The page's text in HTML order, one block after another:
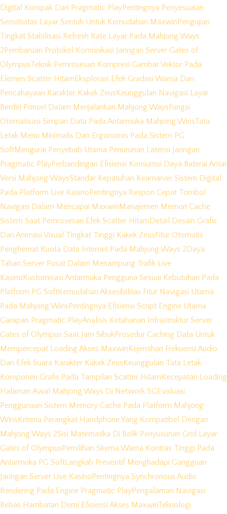
Digital Kompak Dari Pragmatic PlayPentingnya Penyesuaian
Sensitivitas Layar Sentuh Untuk Kemudahan Maxwin Pengujian
Tingkat Stabilisasi Refresh Rate Layar Pada Mahjong Ways
2 Pembaruan Protokol Komunikasi Jaringan Server Gates of
OlympusTeknik Pemrosesan Kompresi Gambar Vektor Pada
Elemen Scatter Hitam Eksplorasi Efek Gradasi Warna Dan
Pencahayaan Karakter Kakek Zeus Keunggulan Navigasi Layar
Berdiri Ponsel Dalam Menjalankan Mahjong Ways Fungsi
Otomatisasi Simpan Data Pada Antarmuka Mahjong WinsTata
Letak Menu Minimalis Dan Ergonomis Pada Sistem PG
SoftMengurai Penyebab Utama Penurunan Latensi Jaringan
Pragmatic PlayPerbandingan Efisiensi Konsumsi Daya Baterai Antar
Versi Mahjong WaysStandar Kepatuhan Keamanan Sistem Digital
Pada Platform Live Kasino Pentingnya Respon Cepat Tombol
Navigasi Dalam Mencapai Maxwin Manajemen Memori Cache
Sistem Saat Pemrosesan Efek Scatter Hitam Detail Desain Grafis
Dan Animasi Visual Tingkat Tinggi Kakek Zeus Fitur Otomatis
Penghemat Kuota Data Internet Pada Mahjong Ways 2 Daya
Tahan Server Pusat Dalam Menampung Trafik Live
Kasino Kustomisasi Antarmuka Pengguna Sesuai Kebutuhan Pada
Platform PG SoftKemudahan Aksesibilitas Fitur Navigasi Utama
Pada Mahjong Wins Pentingnya Efisiensi Script Engine Utama
Garapan Pragmatic PlayAnalisis Ketahanan Infrastruktur Server
Gates of Olympus Saat Jam SibukProsedur Caching Data Untuk
Mempercepat Loading Akses Maxwin Kejernihan Frekuensi Audio
Dan Efek Suara Karakter Kakek Zeus Keunggulan Tata Letak
Komponen Grafis Pada Tampilan Scatter Hitam Kecepatan Loading
Halaman Awal Mahjong Ways Di Network 5G Evaluasi
Penggunaan Sistem Memory Cache Pada Platform Mahjong
Wins Kriteria Perangkat Handphone Yang Kompatibel Dengan
Mahjong Ways 2Sisi Matematika Di Balik Penyusunan Grid Layar
Gates of Olympus Pemilihan Skema Warna Kontras Tinggi Pada
Antarmuka PG SoftLangkah Preventif Menghadapi Gangguan
Jaringan Server Live Kasino Pentingnya Synchronous Audio
Rendering Pada Engine Pragmatic PlayPengalaman Navigasi
Bebas Hambatan Demi Efisiensi Akses MaxwinTeknologi